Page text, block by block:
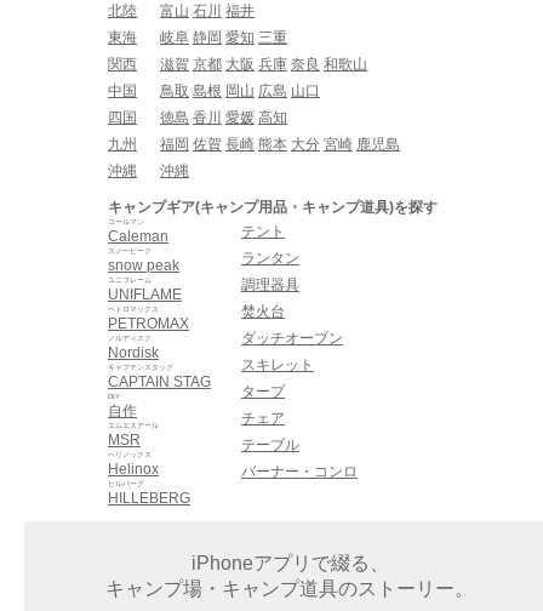
北陸
富山 石川 福井
東海
岐阜 静岡 愛知 三重
関西
滋賀 京都 大阪 兵庫 奈良 和歌山
中国
鳥取 島根 岡山 広島 山口
四国
徳島 香川 愛媛 高知
九州
福岡 佐賀 長崎 熊本 大分 宮崎 鹿児島
沖縄
沖縄
キャンプギア(キャンプ用品・キャンプ道具)を探す
Caleman
コールマン
snow peak
スノーピーク
UNIFLAME
ユニフレーム
PETROMAX
ペトロマックス
Nordisk
ノルディスク
CAPTAIN STAG
キャプテンスタッグ
自作
DIY
MSR
エムエスアール
Helinox
ヘリノックス
HILLEBERG
ヒルバーグ
テント
ランタン
調理器具
焚火台
ダッチオーブン
スキレット
タープ
チェア
テーブル
バーナー・コンロ
iPhoneアプリで綴る、
キャンプ場・キャンプ道具のストーリー。